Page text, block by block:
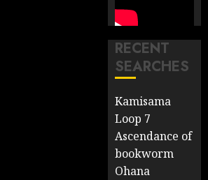
RECENT
SEARCHES
Kamisama
Loop 7
Ascendance of
bookworm
Ohana